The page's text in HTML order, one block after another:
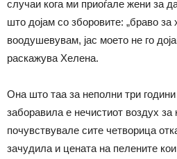
случаи кога ми приоѓале жени за
што дојам со зборовите: „браво за
воодушевувам, јас моето не го
раскажува Хелена.
Она што таа за неполни три
заборавила е нечистиот воздух за
почувствувале сите четворица
зачудила и цената на пелените